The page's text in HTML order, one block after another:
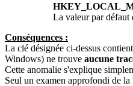
La valeur par défaut
Conséquences :
La clé désignée ci-dessus
Windows) ne trouve aucune
Cette anomalie s'explique
Seul un examen approfondi de